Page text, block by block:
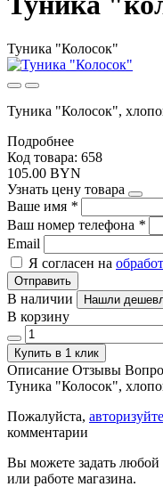
Туника "Колосок"
Туника "Колосок",
Подробнее
Код товара: 658
105.00 BYN
Узнать цену товара
Ваше имя *
Ваш номер телефона *
Email
Я согласен на
Отправить
В наличии Нашли
В корзину
Купить в 1 клик
Описание Отзывы
Туника "Колосок",
Пожалуйста,
комментарии
Вы можете задать
или работе магазина.